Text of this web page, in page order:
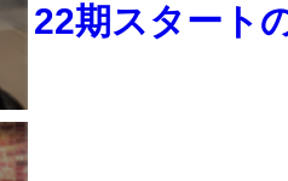
22期スタート